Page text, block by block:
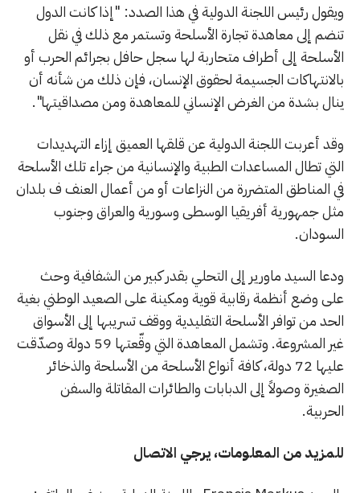
ويقول رئيس اللجنة الدولية في هذا الصدد: "إذا كانت الدول
تنضم إلى معاهدة تجارة الأسلحة وتستمر مع ذلك في نقل
الأسلحة إلى أطراف متحاربة لها سجل حافل بجرائم الحرب أو
بالانتهاكات الجسيمة لحقوق الإنسان، فإن ذلك من شأنه أن
ينال بشدة من الغرض الإنساني للمعاهدة ومن مصداقيتها".
وقد أعربت اللجنة الدولية عن قلقها العميق إزاء التهديدات
التي تطال المساعدات الطبية والإنسانية من جراء تلك الأسلحة
في المناطق المتضررة من النزاعات أو من أعمال العنف ف بلدان
مثل جمهورية أفريقيا الوسطى وسورية والعراق وجنوب
السودان.
ودعا السيد ماورير إلى التحلي بقدر كبير من الشفافية وحث
على وضع أنظمة رقابية قوية ومكينة على الصعيد الوطني بغية
الحد من توافر الأسلحة التقليدية ووقف تسريبها إلى الأسواق
غير المشروعة. وتشمل المعاهدة التي وقّعتها 59 دولة وصدّقت
عليها 72 دولة، كافة أنواع الأسلحة من الأسلحة والذخائر
الصغيرة وصولاً إلى الدبابات والطائرات المقاتلة والسفن
الحربية.
للمزيد من المعلومات، يرجي الاتصال